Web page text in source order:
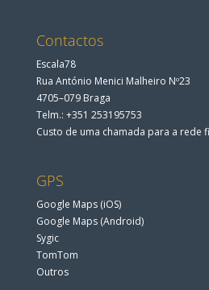
Contactos
Escala78
Rua António Menici Malheiro Nº23
4705–079 Braga
Telm.: +351 253195753
Custo de uma chamada para a rede
GPS
Google Maps (iOS)
Google Maps (Android)
Sygic
TomTom
Outros